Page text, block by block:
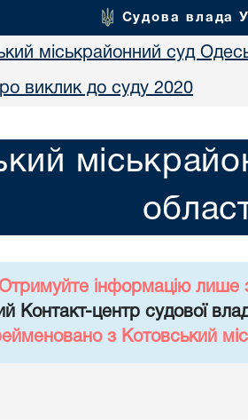
Судова влада
міськрайонний суд
виклик до суду 2020
інформацію лише
Контакт-центр судової
з Котовський